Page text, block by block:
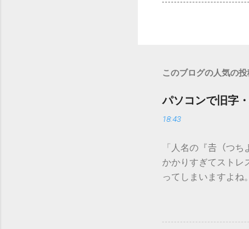
このブログの人気の投
パソコンで旧字
18:43
「人名の『𠮷（つ
かかりすぎてストレ
ってしまいますよね
ードを打ち込むだ
この方法をマスター